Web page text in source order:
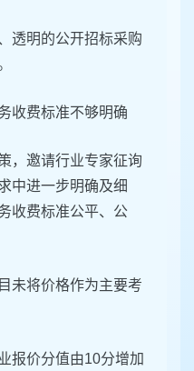
透明的公开招标采购
收费标准不够明确
，邀请行业专家征询
中进一步明确及细
收费标准公平、公
未将价格作为主要考
报价分值由10分增加